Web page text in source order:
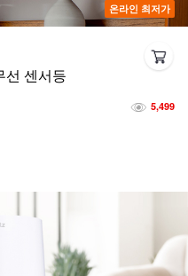
온라인 최저가
선 센서등
5,499